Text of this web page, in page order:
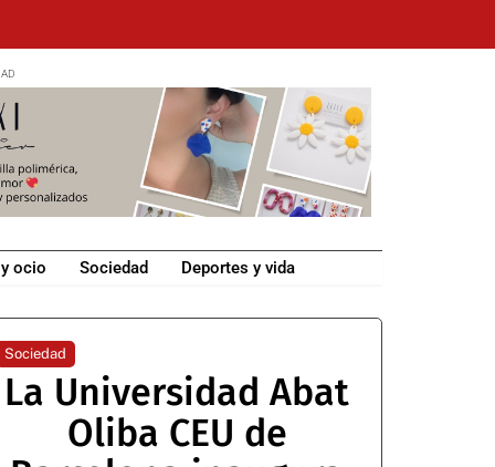
ocio Sociedad Deportes y vida
Sociedad
La Universidad Abat
Oliba CEU de